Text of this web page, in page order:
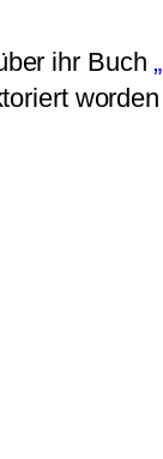
ihr Buch